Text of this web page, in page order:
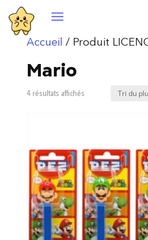
Accueil / Produit
Mario
4 résultats affichésTrié
au
plus
ancien